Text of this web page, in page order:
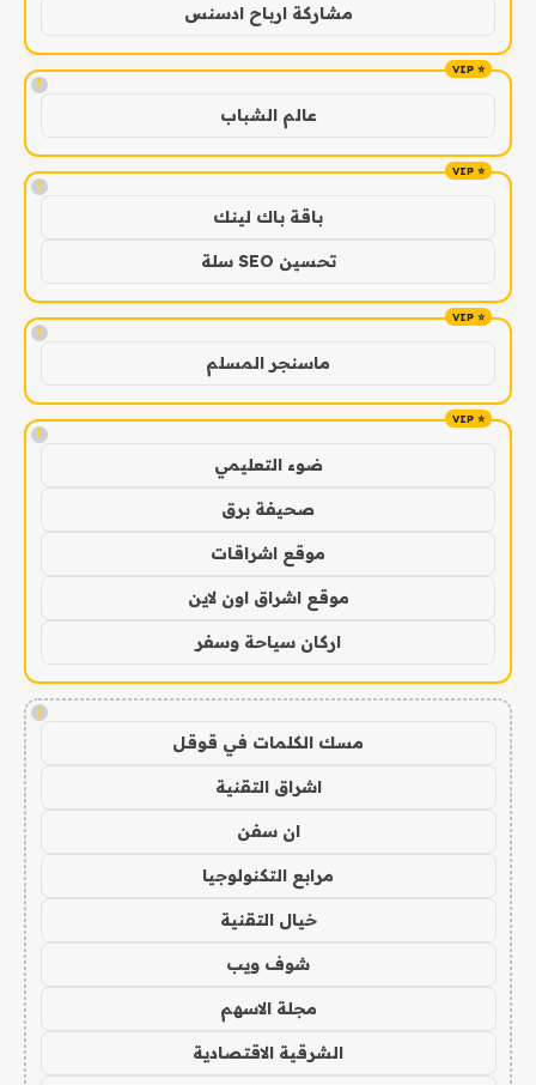
مشاركة ارباح ادسنس
!
عالم الشباب
!
باقة باك لينك
تحسين SEO سلة
!
ماسنجر المسلم
!
ضوء التعليمي
صحيفة برق
موقع اشراقات
موقع اشراق اون لاين
اركان سياحة وسفر
!
مسك الكلمات في قوقل
اشراق التقنية
ان سفن
مرابع التكنولوجيا
خيال التقنية
شوف ويب
مجلة الاسهم
الشرقية الاقتصادية